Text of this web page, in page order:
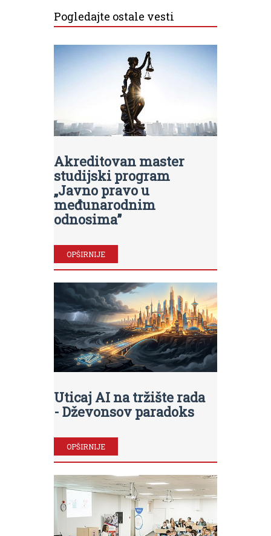
Pogledajte ostale vesti
Akreditovan master
studijski program
„Javno pravo u
međunarodnim
odnosima”
OPŠIRNIJE
Uticaj AI na tržište rada
- Dževonsov paradoks
OPŠIRNIJE